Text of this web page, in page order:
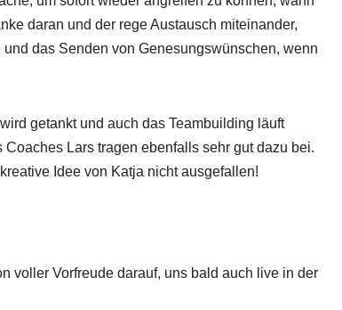
daran und der rege Austausch miteinander,
das Senden von Genesungswünschen, wenn
getankt und auch das Teambuilding läuft
Lars tragen ebenfalls sehr gut dazu bei.
Idee von Katja nicht ausgefallen!
voller Vorfreude darauf, uns bald auch live in der